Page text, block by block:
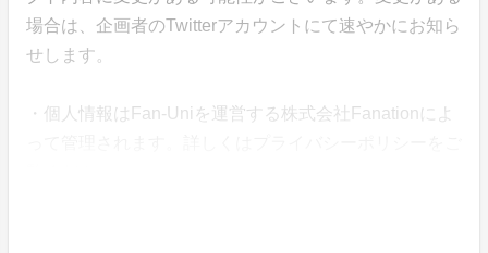
場合は、企画者のTwitterアカウントにて速やかにお知ら
せします。
・個人情報はFan-Uniを運営する株式会社Fanationによ